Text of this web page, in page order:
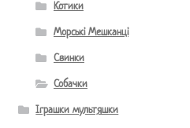
Котики
Морські Мешканці
Свинки
Собачки
Іграшки мультяшки